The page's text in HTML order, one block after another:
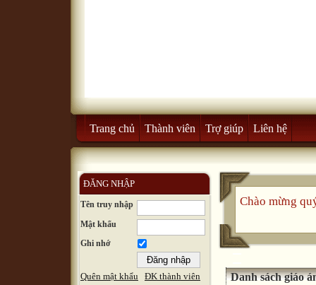
Trang chủ Thành viên Trợ giúp Liên hệ
ĐĂNG NHẬP
Tên truy nhập
Mật khẩu
Ghi nhớ
Quên mật khẩu ĐK thành viên
Chào mừng
Danh sách giáo